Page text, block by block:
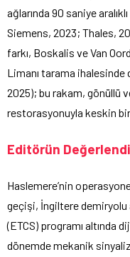
ağlarında 90 saniye
Siemens, 2023; Thales,
farkı, Boskalis ve Van
Limanı tarama
2025); bu rakam, gönüllü
restorasyonuyla keskin
Editörün
Haslemere’nin
geçişi, İngiltere demiryolu
(ETCS) programı altında
dönemde mekanik